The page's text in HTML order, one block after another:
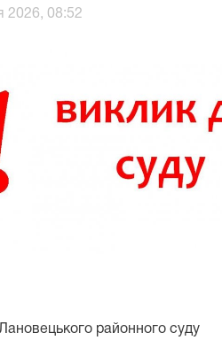
2026, 08:52
районного суду